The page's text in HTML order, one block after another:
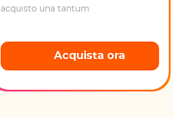
acquisto una tantum
Acquista ora